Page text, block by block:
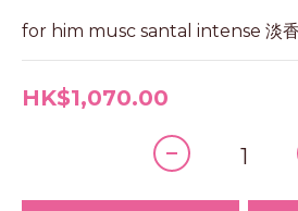
for him musc santal intense 淡
HK$1,070.00